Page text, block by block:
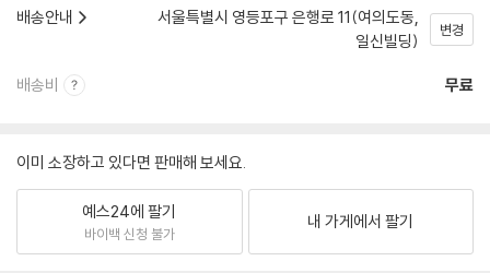
배송안내
서울특별시 영등포구 은행로 11(여의도동,
일신빌딩)
변경
배송비 무료
이미 소장하고 있다면 판매해 보세요.
예스24에 팔기
바이백 신청 불가
내 가게에서 팔기